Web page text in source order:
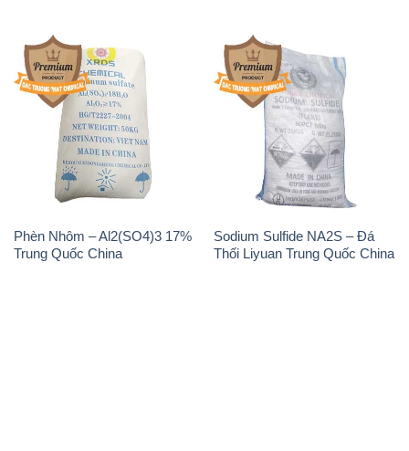
Phèn Nhôm – Al2(SO4)3 17%
Trung Quốc China
Sodium Sulfide NA2S – Đá
Thối Liyuan Trung Quốc China